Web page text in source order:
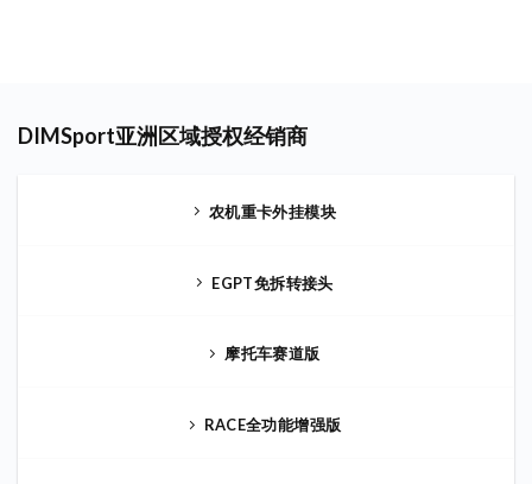
DIMSport亚洲区域授权经销商
农机重卡外挂模块
EGPT免拆转接头
摩托车赛道版
RACE全功能增强版